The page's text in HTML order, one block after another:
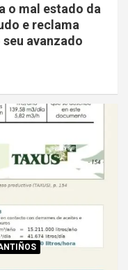
o mal estado da
e reclama
avanzado